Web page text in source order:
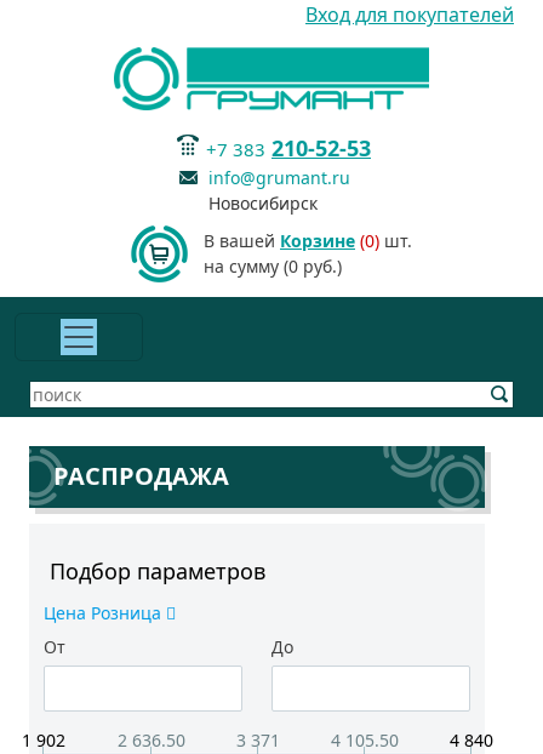
Вход для покупателей
+7 383 210-52-53
info@grumant.ru
Новосибирск
В вашей Корзине (0) шт.
на сумму (0 руб.)
РАСПРОДАЖА
Подбор параметров
Цена Розница
От
До
1 902 2 636.50 3 371 4 105.50 4 840